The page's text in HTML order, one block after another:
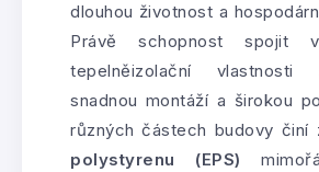
dlouhou životnost a
Právě schopnost spojit
tepelněizolační
snadnou montáží a širokou
různých částech budovy činí
polystyrenu (EPS)